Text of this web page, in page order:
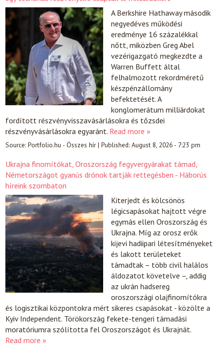
A Berkshire Hathaway második
negyedéves működési
eredménye 16 százalékkal
nőtt, miközben Greg Abel
vezérigazgató megkezdte a
Warren Buffett által
felhalmozott rekordméretű
készpénzállomány
befektetését. A
konglomerátum milliárdokat
fordított részvényvisszavásárlásokra és tőzsdei
részvényvásárlásokra egyaránt. Read more »
Source:Portfolio.hu - Összes hír|Published:August 8, 2026 - 7:23 pm
Ukrajna finomítókat, Oroszország fegyvergyárakat támad,
Németországot gyanús drónok tartják rettegésben - Háborús
híreink szombaton
Kiterjedt és kölcsönös
légicsapásokat hajtott végre
egymás ellen Oroszország és
Ukrajna. Míg az orosz erők
kijevi hadiipari létesítményeket
és lakott területeket
támadtak – több civil halálos
áldozatot követelve –, addig
az ukrán hadsereg
oroszországi olajfinomítókra
és logisztikai központokra mért sikeres csapásokat - közölte a
Kyiv Independent. Törökország fekete-tengeri támadási
moratóriumra szólította fel Oroszországot és Ukrajnát.
Read more »